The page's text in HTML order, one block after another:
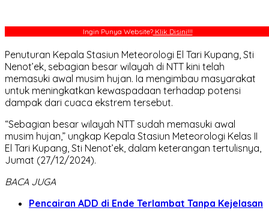
Ingin Punya Website?Klik Disini!!!
Penuturan Kepala Stasiun Meteorologi El Tari Kupang, Sti
Nenot’ek, sebagian besar wilayah di NTT kini telah
memasuki awal musim hujan. Ia mengimbau masyarakat
untuk meningkatkan kewaspadaan terhadap potensi
dampak dari cuaca ekstrem tersebut.
“Sebagian besar wilayah NTT sudah memasuki awal
musim hujan,” ungkap Kepala Stasiun Meteorologi Kelas II
El Tari Kupang, Sti Nenot’ek, dalam keterangan tertulisnya,
Jumat (27/12/2024).
BACA JUGA
Pencairan ADD di Ende Terlambat Tanpa Kejelasan